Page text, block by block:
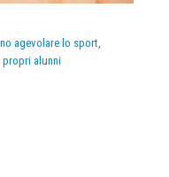
agevolare lo sport,
alunni